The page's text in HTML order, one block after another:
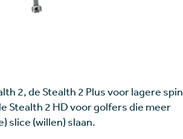
2, de Stealth 2 Plus voor lagere spin
Stealth 2 HD voor golfers die meer
slice (willen) slaan.